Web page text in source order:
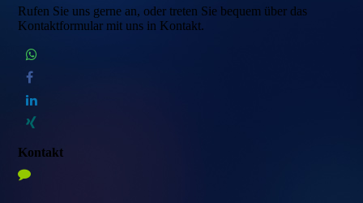
Rufen Sie uns gerne an, oder treten Sie bequem über das
Kontaktformular mit uns in Kontakt.
Kontakt